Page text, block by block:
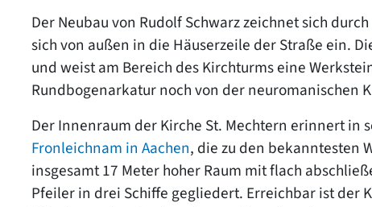
Der Neubau von Rudolf Schwarz zeichnet sich
sich von außen in die Häuserzeile der Straße ein.
und weist am Bereich des Kirchturms eine
Rundbogenarkatur noch von der neuromanischen
Der Innenraum der Kirche St. Mechtern erinnert in
Fronleichnam in Aachen, die zu den bekanntesten
insgesamt 17 Meter hoher Raum mit flach
Pfeiler in drei Schiffe gegliedert. Erreichbar ist der